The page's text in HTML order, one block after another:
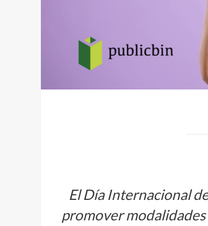
El Día Internacional
promover